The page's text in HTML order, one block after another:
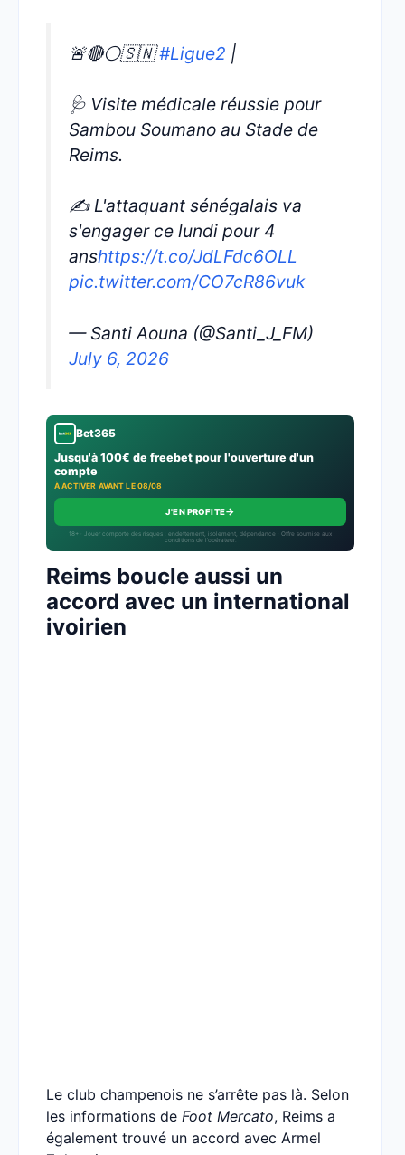
🚨🔴⚪️🇸🇳#Ligue2 |
🩺 Visite médicale réussie pour
Sambou Soumano au Stade de
Reims.
✍️ L'attaquant sénégalais va
s'engager ce lundi pour 4
anshttps://t.co/JdLFdc6OLL
pic.twitter.com/CO7cR86vuk
— Santi Aouna (@Santi_J_FM)
July 6, 2026
Bet365
Jusqu'à 100€ de freebet pour l'ouverture d'un
compte
À ACTIVER AVANT LE 08/08
J'EN PROFITE→
18+ · Jouer comporte des risques : endettement, isolement, dépendance · Offre soumise aux
conditions de l’opérateur.
Reims boucle aussi un
accord avec un international
ivoirien
Le club champenois ne s’arrête pas là. Selon
les informations de Foot Mercato, Reims a
également trouvé un accord avec Armel